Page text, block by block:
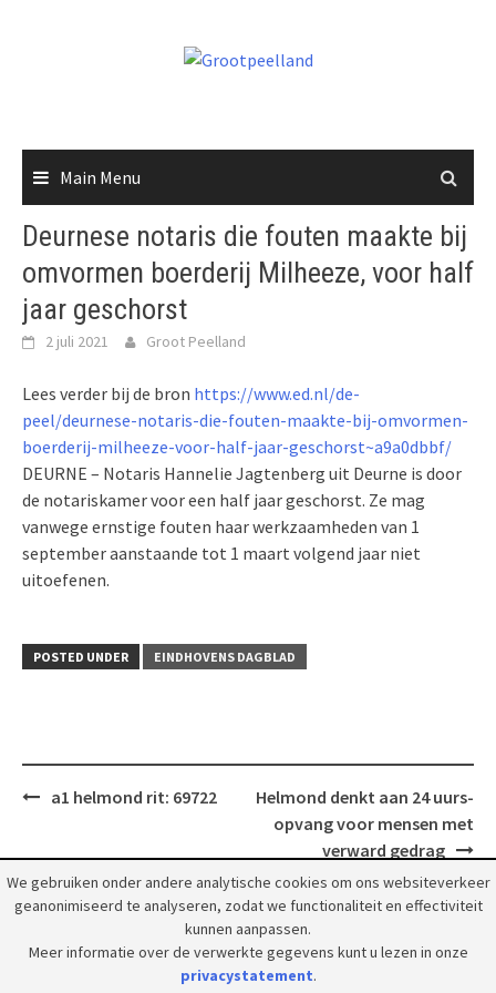
Main Menu
Deurnese notaris die fouten maakte bij
omvormen boerderij Milheeze, voor half
jaar geschorst
2 juli 2021 Groot Peelland
Lees verder bij de bron https://www.ed.nl/de-
peel/deurnese-notaris-die-fouten-maakte-bij-omvormen-
boerderij-milheeze-voor-half-jaar-geschorst~a9a0dbbf/
DEURNE – Notaris Hannelie Jagtenberg uit Deurne is door
de notariskamer voor een half jaar geschorst. Ze mag
vanwege ernstige fouten haar werkzaamheden van 1
september aanstaande tot 1 maart volgend jaar niet
uitoefenen.
POSTED UNDER EINDHOVENS DAGBLAD
Posta1 helmond rit: 69722
Helmond denkt aan 24 uurs-
opvang voor mensen met
verward gedrag
© 2018 Grootpeelland. Alle rechten voorbehouden.
We gebruiken onder andere analytische cookies om ons websiteverkeer
geanonimiseerd te analyseren, zodat we functionaliteit en effectiviteit
kunnen aanpassen.
Meer informatie over de verwerkte gegevens kunt u lezen in onze
privacystatement.